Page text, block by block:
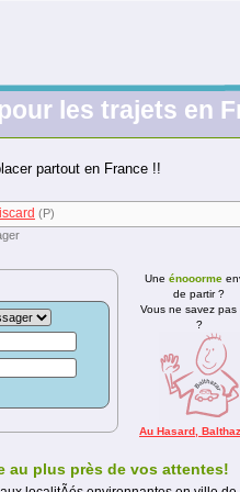
les trajets en
partout en France !!
(P)
Une énooorme
de partir ?
Vous ne savez pas
?
Au Hasard,
au plus près de vos attentes!